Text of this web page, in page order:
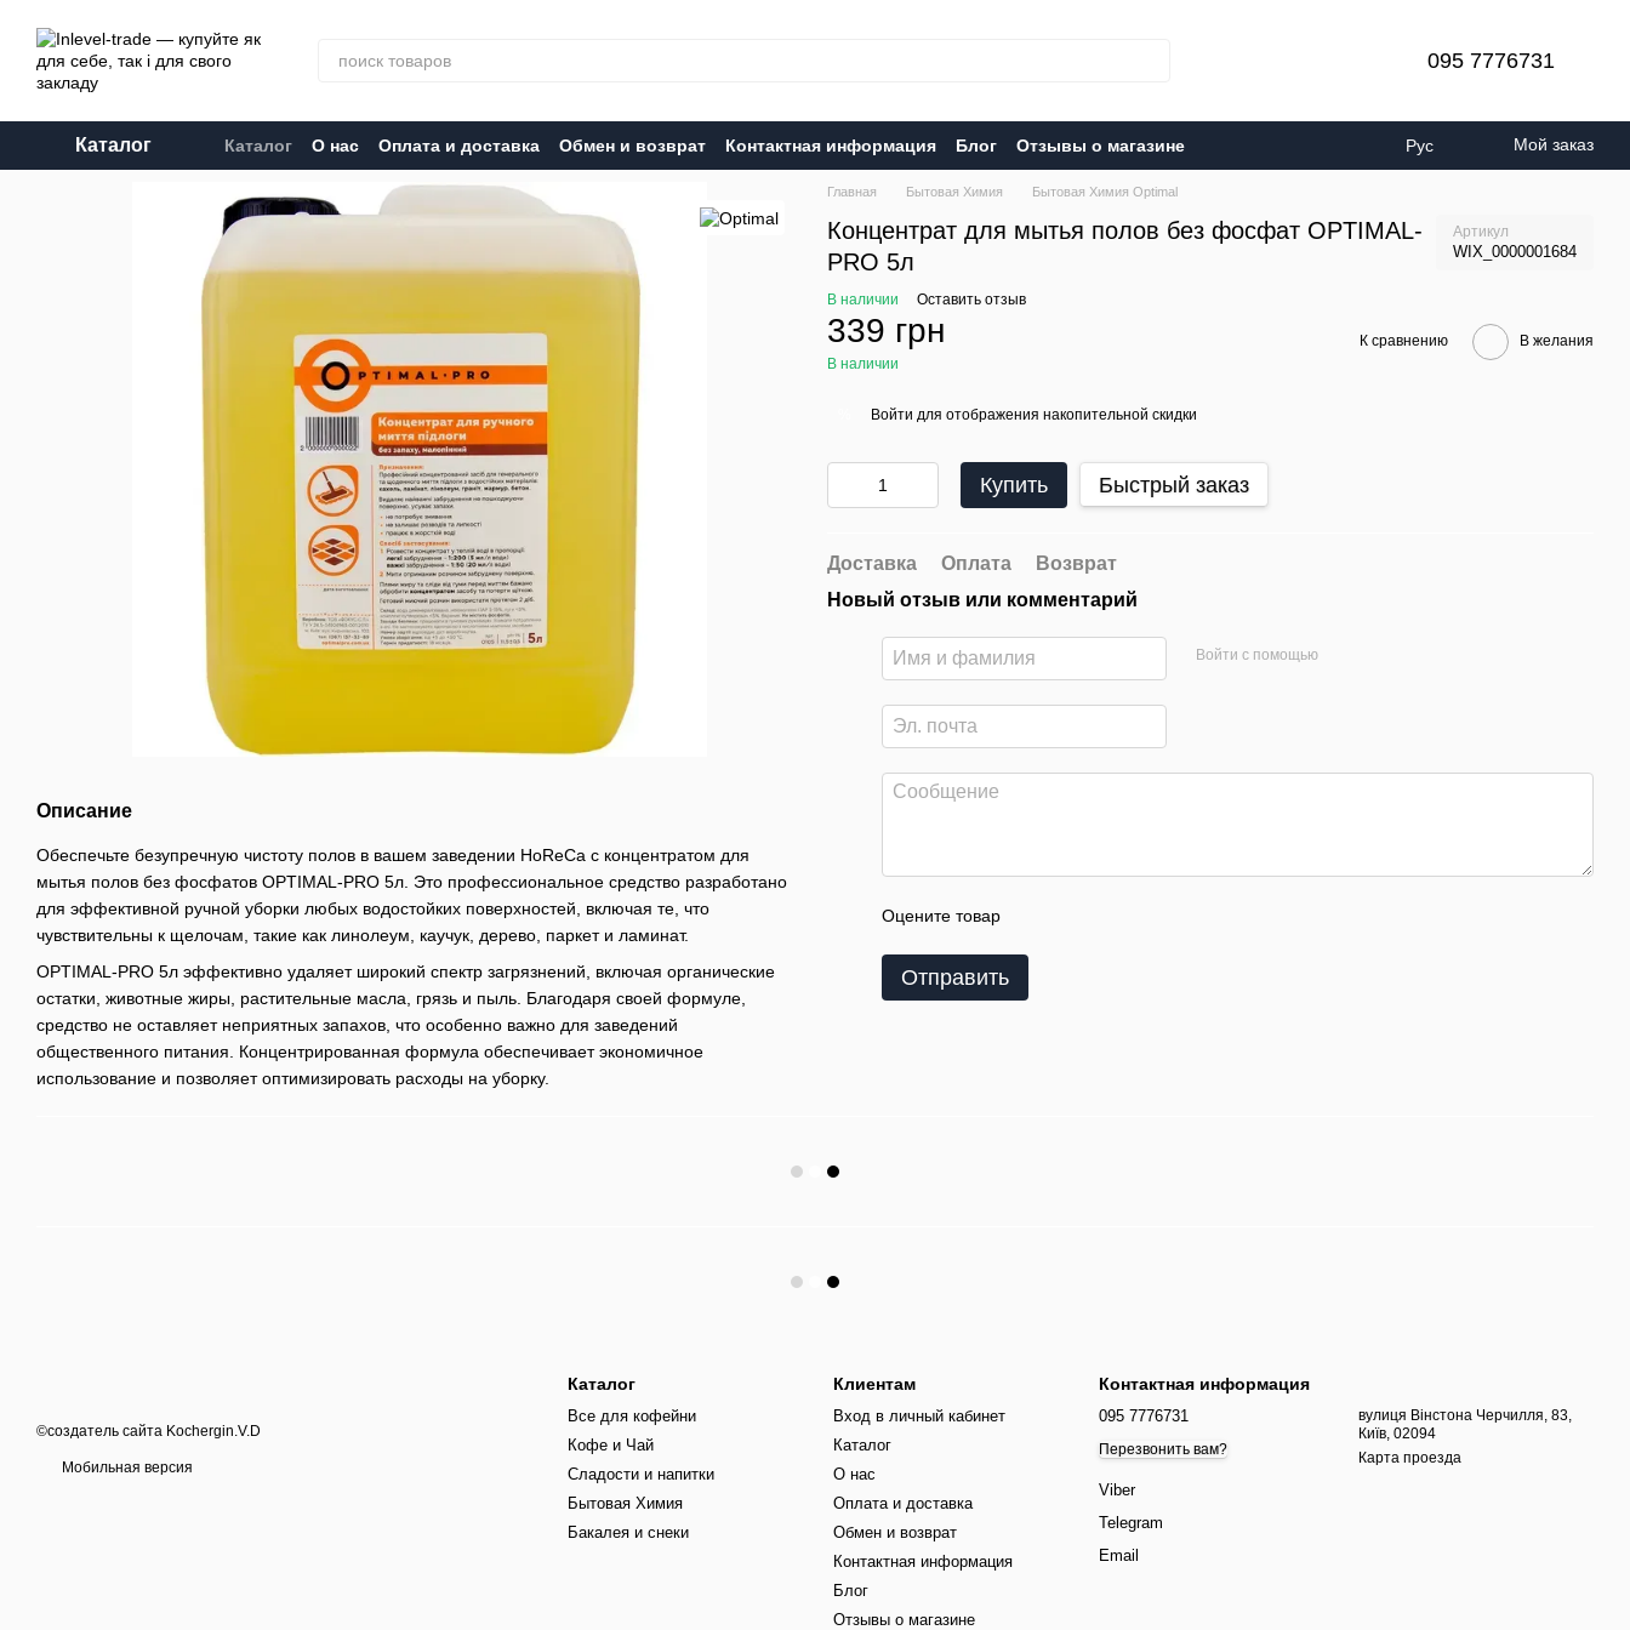
095 7776731
Каталог Каталог О нас Оплата и доставка Обмен и возврат Контактная информация Блог Отзывы о магазине Рус Мой заказ
Описание
Обеспечьте безупречную чистоту полов в вашем заведении HoReCa с концентратом для
мытья полов без фосфатов OPTIMAL-PRO 5л. Это профессиональное средство разработано
для эффективной ручной уборки любых водостойких поверхностей, включая те, что
чувствительны к щелочам, такие как линолеум, каучук, дерево, паркет и ламинат.
OPTIMAL-PRO 5л эффективно удаляет широкий спектр загрязнений, включая органические
остатки, животные жиры, растительные масла, грязь и пыль. Благодаря своей формуле,
средство не оставляет неприятных запахов, что особенно важно для заведений
общественного питания. Концентрированная формула обеспечивает экономичное
использование и позволяет оптимизировать расходы на уборку.
Главная Бытовая Химия Бытовая Химия Optimal
Концентрат для мытья полов без фосфат OPTIMAL-
PRO 5л
Артикул
WIX_0000001684
В наличии Оставить отзыв
339 грн
В наличии
К сравнению В желания
Войти для отображения накопительной скидки
Купить Быстрый заказ
Доставка Оплата
Возврат
Новый отзыв или комментарий
Войти с помощью
Оцените товар
Отправить
©создатель сайта Kochergin.V.D
Мобильная версия
Каталог
Все для кофейни
Кофе и Чай
Сладости и напитки
Бытовая Химия
Бакалея и снеки
Клиентам
Вход в личный кабинет
Каталог
О нас
Оплата и доставка
Обмен и возврат
Контактная информация
Блог
Отзывы о магазине
Контактная информация
095 7776731
Перезвонить вам?
Viber
Telegram
Email
вулиця Вінстона Черчилля, 83,
Київ, 02094
Карта проезда